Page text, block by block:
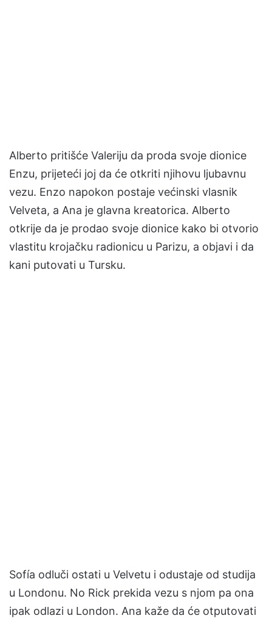
Alberto pritišće Valeriju da proda svoje dionice
Enzu, prijeteći joj da će otkriti njihovu ljubavnu
vezu. Enzo napokon postaje većinski vlasnik
Velveta, a Ana je glavna kreatorica. Alberto
otkrije da je prodao svoje dionice kako bi otvorio
vlastitu krojačku radionicu u Parizu, a objavi i da
kani putovati u Tursku.
Sofía odluči ostati u Velvetu i odustaje od studija
u Londonu. No Rick prekida vezu s njom pa ona
ipak odlazi u London. Ana kaže da će otputovati